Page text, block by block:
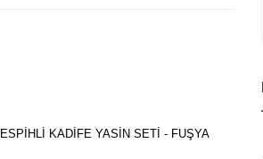
KADİFE YASİN SETİ - FUŞYA